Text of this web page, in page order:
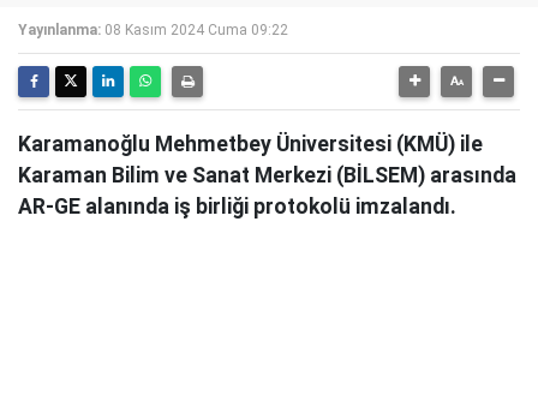
Yayınlanma: 08 Kasım 2024 Cuma 09:22
Karamanoğlu Mehmetbey Üniversitesi (KMÜ) ile
Karaman Bilim ve Sanat Merkezi (BİLSEM) arasında
AR-GE alanında iş birliği protokolü imzalandı.